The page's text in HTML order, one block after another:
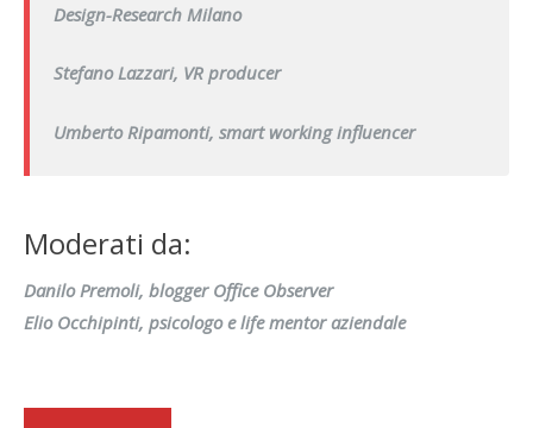
Design-Research Milano
Stefano Lazzari, VR producer
Umberto Ripamonti, smart working influencer
Moderati da:
Danilo Premoli, blogger Office Observer
Elio Occhipinti, psicologo e life mentor aziendale